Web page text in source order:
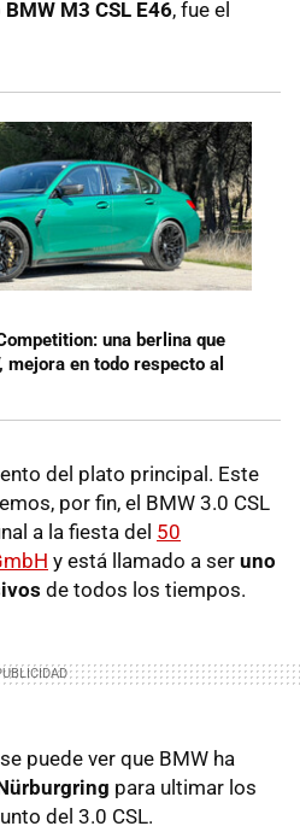
BMW M3 CSL E46, fue el
una berlina que
en todo respecto al
del plato principal. Este
por fin, el BMW 3.0 CSL
a la fiesta del 50
y está llamado a ser uno
de todos los tiempos.
se puede ver que BMW ha
para ultimar los
del 3.0 CSL.